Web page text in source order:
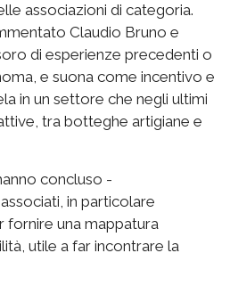
associazioni di categoria.
Claudio Bruno e
di esperienze precedenti o
e suona come incentivo e
in un settore che negli ultimi
tra botteghe artigiane e
concluso -
in particolare
fornire una mappatura
utile a far incontrare la